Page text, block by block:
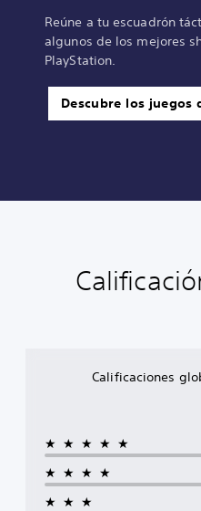
Reúne a tu escuadrón
algunos de los mejores
PlayStation.
Descubre los juegos
Calificaciones
★★★★★
★★★★
★★★